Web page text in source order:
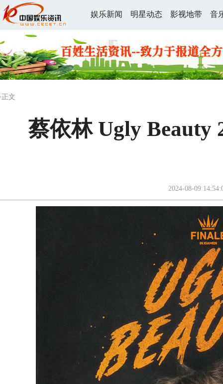
娱乐新闻 明星动态 影视地带 音
文
蔡依林 Ugly Beauty
2024-08-09